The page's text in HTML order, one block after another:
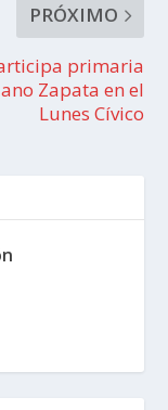
PRÓXIMO
primaria
Zapata en el
Lunes Cívico